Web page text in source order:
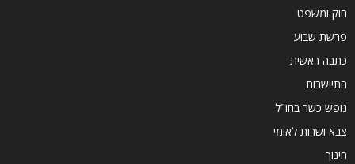
חוק ומשפט
פרשת שבוע
כתבה ראשית
התיישבות
נופש כשר בחו"ל
צבא ושרות לאומי
חינוך